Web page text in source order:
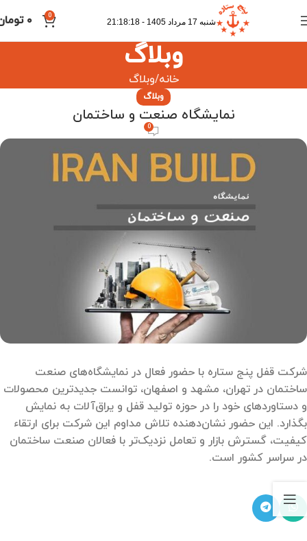
شنبه 17 مرداد 1405 - 21:18:18
0 ۰
وبلاگ
خانه وبلاگ
وبلاگ
نمایشگاه صنعت و ساختمان
0
شرکت قفل پنج ستاره با حضور فعال در نمایشگاه‌های صنعت
ساختمان در تهران، مشهد و اصفهان، توانست جدیدترین محصولات
و دستاوردهای خود را در حوزه تولید قفل و یراق‌آلات به نمایش
بگذارد. این حضور نشان‌دهنده تلاش مداوم این شرکت برای ارتقاء
کیفیت، گسترش بازار و تعامل نزدیک‌تر با فعالان صنعت ساختمان
در سراسر کشور است.